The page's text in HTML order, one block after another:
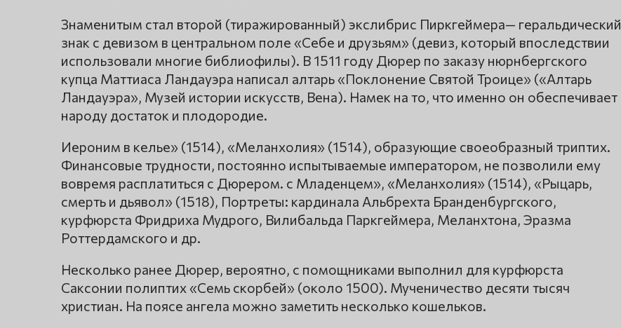
Знаменитым стал второй (тиражированный) экслибрис Пиркгеймера— геральдический
знак с девизом в центральном поле «Себе и друзьям» (девиз, который впоследствии
использовали многие библиофилы). В 1511 году Дюрер по заказу нюрнбергского
купца Маттиаса Ландауэра написал алтарь «Поклонение Святой Троице» («Алтарь
Ландауэра», Музей истории искусств, Вена). Намек на то, что именно он обеспечивает
народу достаток и плодородие.
Иероним в келье» (1514), «Меланхолия» (1514), образующие своеобразный триптих.
Финансовые трудности, постоянно испытываемые императором, не позволили ему
вовремя расплатиться с Дюрером. с Младенцем», «Меланхолия» (1514), «Рыцарь,
смерть и дьявол» (1518), Портреты: кардинала Альбрехта Бранденбургского,
курфюрста Фридриха Мудрого, Вилибальда Паркгеймера, Меланхтона, Эразма
Роттердамского и др.
Несколько ранее Дюрер, вероятно, с помощниками выполнил для курфюрста
Саксонии полиптих «Семь скорбей» (около 1500). Мученичество десяти тысяч
христиан. На поясе ангела можно заметить несколько кошельков.